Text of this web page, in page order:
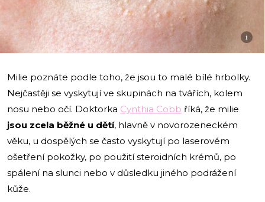
i
Milie poznáte podle toho, že jsou to malé bílé hrbolky.
Nejčastěji se vyskytují ve skupinách na tvářích, kolem
nosu nebo očí. Doktorka Cynthia Cobb říká, že milie
jsou zcela běžné u dětí, hlavně v novorozeneckém
věku, u dospělých se často vyskytují po laserovém
ošetření pokožky, po použití steroidních krémů, po
spálení na slunci nebo v důsledku jiného podrážení
kůže.